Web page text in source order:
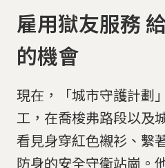
雇用獄友服務
的機會
現在，「城市守護計劃
工，在喬梭弗路段以及
看見身穿紅色襯衫、繫
防身的安全守衛站崗。